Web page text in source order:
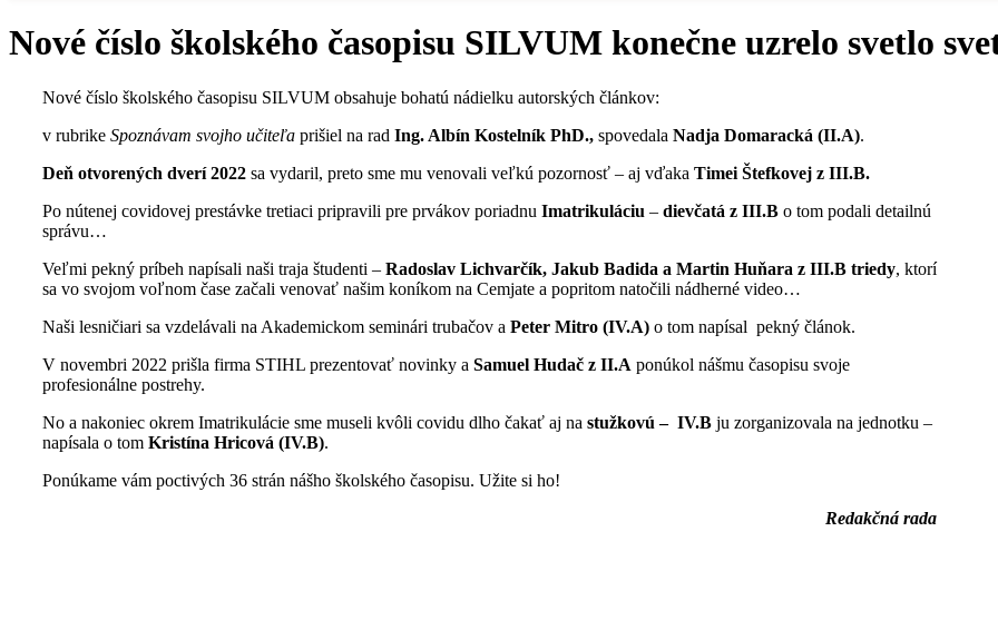
Nové číslo školského časopisu SILVUM konečne uzrelo svetlo
Nové číslo školského časopisu SILVUM obsahuje bohatú nádielku autorských článkov:
v rubrike Spoznávam svojho učiteľaprišiel na rad Ing. Albín Kostelník PhD., spovedala Nadja Domaracká (II.A).
Deň otvorených dverí 2022 sa vydaril, preto sme mu venovali veľkú pozornosť – aj vďaka Timei Štefkovej z III.B.
Po nútenej covidovej prestávke tretiaci pripravili pre prvákov poriadnu Imatrikuláciu – dievčatá z III.Bo tom podali detailnú
správu…
Veľmi pekný príbeh napísali naši traja študenti – Radoslav Lichvarčík, Jakub Badida a Martin Huňara z III.B triedy, ktorí
sa vo svojom voľnom čase začali venovať našim koníkom na Cemjate a popritom natočili nádherné video…
Naši lesničiari sa vzdelávali na Akademickom seminári trubačov a Peter Mitro (IV.A)o tom napísal pekný článok.
V novembri 2022 prišla firma STIHL prezentovať novinky a Samuel Hudač z II.A ponúkol nášmu časopisu svoje
profesionálne postrehy.
No a nakoniec okrem Imatrikulácie sme museli kvôli covidu dlho čakať aj na stužkovú – IV.Bju zorganizovala na jednotku –
napísala o tom Kristína Hricová (IV.B).
Ponúkame vám poctivých 36 strán nášho školského časopisu. Užite si ho!
Redakčná rada